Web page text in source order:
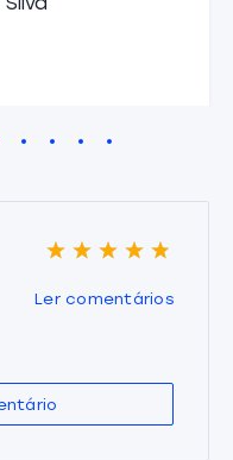
Ler comentários